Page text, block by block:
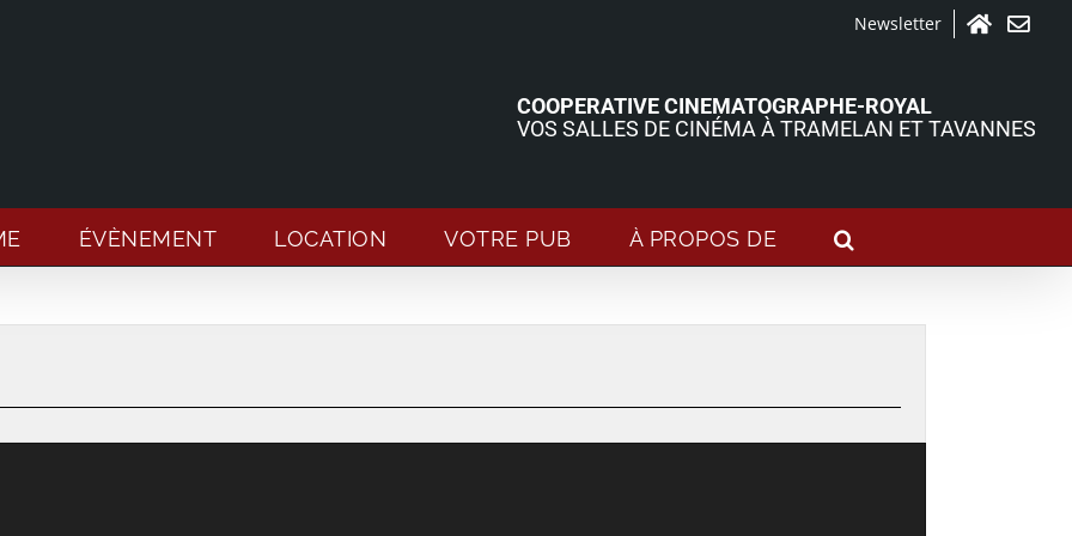
Newsletter
COOPERATIVE CINEMATOGRAPHE-ROYAL
VOS SALLES DE CINÉMA À TRAMELAN ET TAVANNES
ÉVÈNEMENT LOCATION VOTRE PUB À PROPOS DE